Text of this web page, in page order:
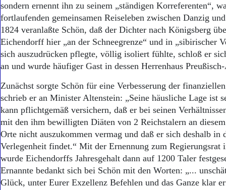
sondern ernennt ihn zu seinem „ständigen Korreferenten“,
fortlaufenden gemeinsamen Reiseleben zwischen Danzig
1824 veranlaßte Schön, daß der Dichter nach Königsberg
Eichendorff hier „an der Schneegrenze“ und in „sibirischer
sich auszudrücken pflegte, völlig isoliert fühlte, schloß er
an und wurde häufiger Gast in dessen Herrenhaus
Zunächst sorgte Schön für eine Verbesserung der
schrieb er an Minister Altenstein: „Seine häusliche Lage ist
kann pflichtgemäß versichern, daß er bei seinen
mit den ihm bewilligten Diäten von 2 Reichstalern an
Orte nicht auszukommen vermag und daß er sich deshalb in
Verlegenheit findet.“ Mit der Ernennung zum Regierungsrat
wurde Eichendorffs Jahresgehalt dann auf 1200 Taler
Ernannte bedankt sich bei Schön mit den Worten: „...
Glück, unter Eurer Exzellenz Befehlen und das Ganze klar